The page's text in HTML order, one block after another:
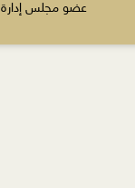
عضو مجلس إدارة